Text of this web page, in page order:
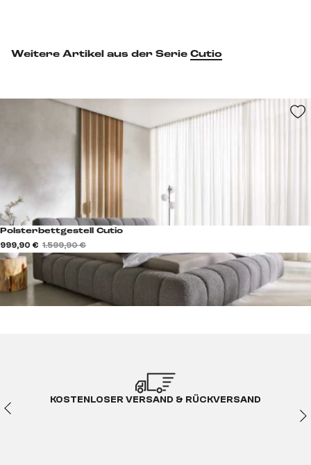
Weitere Artikel aus der Serie Cutio
Polsterbettgestell Cutio
999,90 € 1.599,90 €
KOSTENLOSER VERSAND & RÜCKVERSAND